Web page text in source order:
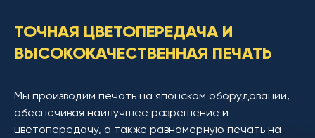
ТОЧНАЯ ЦВЕТОПЕРЕДАЧА И
ВЫСОКОКАЧЕСТВЕННАЯ ПЕЧАТЬ
Мы производим печать на японском оборудовании,
обеспечивая наилучшее разрешение и
цветопередачу, а также равномерную печать на